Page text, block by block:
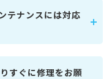
テナンスには対応
すぐに修理をお願